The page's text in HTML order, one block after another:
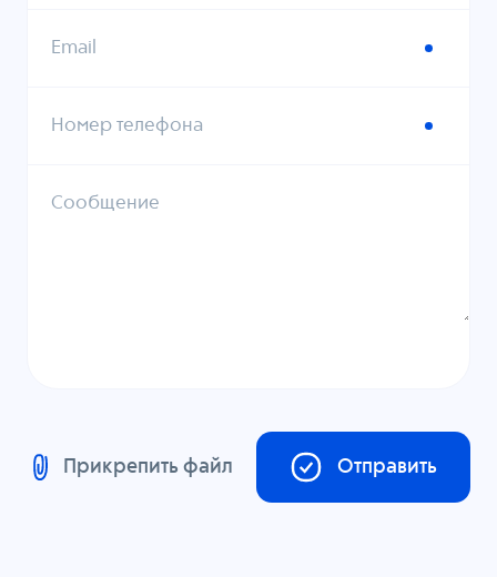
Email
Номер телефона
Сообщение
Прикрепить файл Отправить